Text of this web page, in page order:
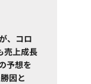
、コロ
売上成長
予想を
因と